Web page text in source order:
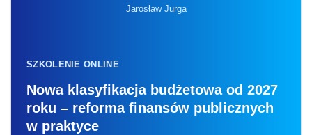
Jarosław Jurga
SZKOLENIE ONLINE
Nowa klasyfikacja budżetowa od 2027
roku – reforma finansów publicznych
w praktyce